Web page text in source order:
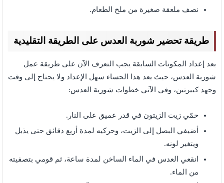
نصف ملعقة صغيرة من ملح الطعام.
طريقة تحضير شوربة العدس على الطريقة التقليدية
بعد إعداد المكونات السابقة يجب التعرف الآن على طريقة عمل
شوربة العدس، حيث يعد هذا الحساء سهل الإعداد ولا يحتاج إلى وقت
وجهد كبيرتين، وفي الآتي خطوات شوربة العدس:
حمّي زيت الزيتون في قدر عميق على النار.
أضيفي البصل إلى الزيت، وحركيه لمدة أربع دقائق حتى يذبل
ويتغير لونه.
انقعي العدس في الماء الساخن لمدة ساعة، ثم قومي بتصفيته
من الماء.